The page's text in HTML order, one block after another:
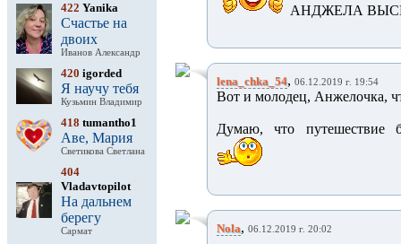
422 Yanika
Счастье на
двоих
Иванов Александр
420 igorded
Я научу тебя
Кузьмин Владимир
418 tumantho1
Аве, Мария
Светикова Светлана
404
Vladavtopilot
На дальнем
берегу
Сармат
АНДЖЕЛА
lena_chka_54, 06.12.2019 г. 19:54
Вот и молодец, Анжелочка,
Думаю, что путешествие
Nola, 06.12.2019 г. 20:02